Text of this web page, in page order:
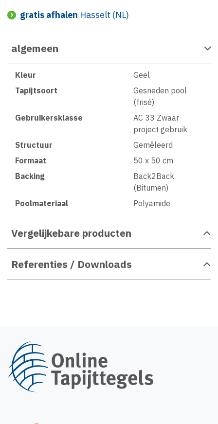
gratis afhalen Hasselt (NL)
algemeen
Kleur
Geel
Tapijtsoort
Gesneden pool
(frisé)
Gebruikersklasse
AC 33 Zwaar
project gebruik
Structuur
Gemêleerd
Formaat
50 x 50 cm
Backing
Back2Back
(Bitumen)
Poolmateriaal
Polyamide
Vergelijkebare producten
Referenties / Downloads